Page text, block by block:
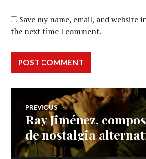
Save my name, email, and website
the next time I comment.
Post
navigation
PREVIOUS
Previous
post:
Ray Jiménez,
de nostalgia